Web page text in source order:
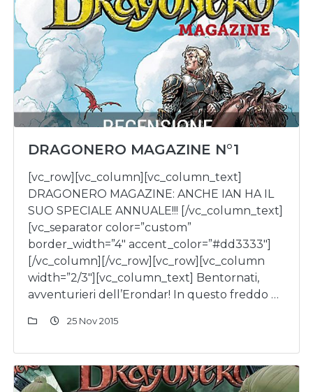
DRAGONERO MAGAZINE N°1
[vc_row][vc_column][vc_column_text]
DRAGONERO MAGAZINE: ANCHE IAN HA IL
SUO SPECIALE ANNUALE!!! [/vc_column_text]
[vc_separator color=”custom”
border_width=”4″ accent_color=”#dd3333″]
[/vc_column][/vc_row][vc_row][vc_column
width=”2/3″][vc_column_text] Bentornati,
avventurieri dell’Erondar! In questo freddo …
25 Nov 2015